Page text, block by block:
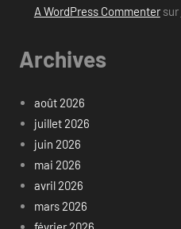
A WordPress Commentersur
Archives
août 2026
juillet 2026
juin 2026
mai 2026
avril 2026
mars 2026